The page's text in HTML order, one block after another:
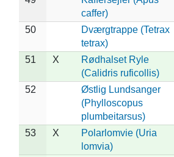
caffer)
50
Dværgtrappe (Tetrax
tetrax)
51 X
Rødhalset Ryle
(Calidris ruficollis)
52
Østlig Lundsanger
(Phylloscopus
plumbeitarsus)
53 X
Polarlomvie (Uria
lomvia)